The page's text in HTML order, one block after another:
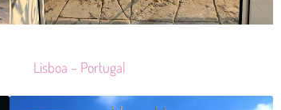
Lisboa – Portugal